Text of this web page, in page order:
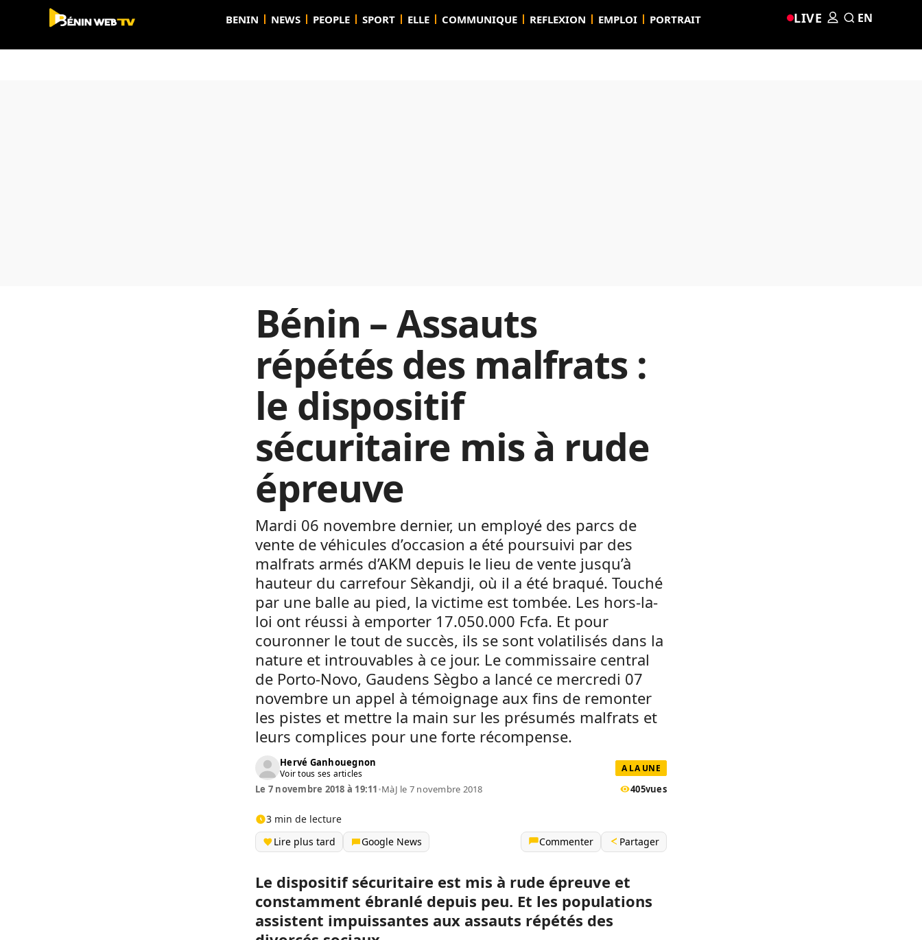
BENIN NEWS PEOPLE SPORT ELLE COMMUNIQUE REFLEXION EMPLOI PORTRAIT LIVE EN
Bénin – Assauts
répétés des malfrats :
le dispositif
sécuritaire mis à rude
épreuve
Mardi 06 novembre dernier, un employé des parcs de
vente de véhicules d’occasion a été poursuivi par des
malfrats armés d’AKM depuis le lieu de vente jusqu’à
hauteur du carrefour Sèkandji, où il a été braqué. Touché
par une balle au pied, la victime est tombée. Les hors-la-
loi ont réussi à emporter 17.050.000 Fcfa. Et pour
couronner le tout de succès, ils se sont volatilisés dans la
nature et introuvables à ce jour. Le commissaire central
de Porto-Novo, Gaudens Sègbo a lancé ce mercredi 07
novembre un appel à témoignage aux fins de remonter
les pistes et mettre la main sur les présumés malfrats et
leurs complices pour une forte récompense.
Hervé Ganhouegnon
Voir tous ses articles A LA UNE
Le 7 novembre 2018 à 19:11•MàJ le 7 novembre 2018 405vues
3 min de lecture
Lire plus tard
Google News Commenter Partager
Le dispositif sécuritaire est mis à rude épreuve et
constamment ébranlé depuis peu. Et les populations
assistent impuissantes aux assauts répétés des